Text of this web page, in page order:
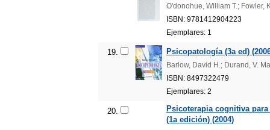
O'donohue, William T.; Fowler,
ISBN: 9781412904223
Ejemplares: 1
19. Psicopatología (3a ed)
Barlow, David H.; Durand, V.
ISBN: 8497322479
Ejemplares: 2
20.
Psicoterapia cognitiva
(1a edición) (2004)